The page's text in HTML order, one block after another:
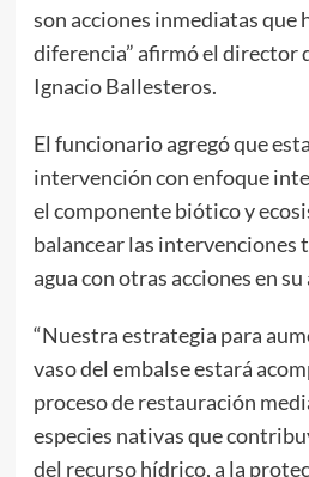
son acciones inmediatas que
diferencia” afirmó el director
Ignacio Ballesteros.
El funcionario agregó que
intervención con enfoque
el componente biótico y
balancear las intervenciones
agua con otras acciones en
“Nuestra estrategia para
vaso del embalse estará
proceso de restauración
especies nativas que
del recurso hídrico, a la